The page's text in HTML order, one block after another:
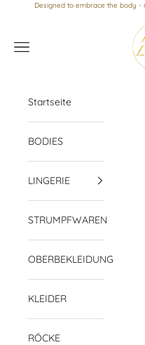
Zum Inhalt springen
Designed to embrace the body -
Menü
Startseite
BODIES
LINGERIE
STRUMPFWAREN
OBERBEKLEIDUNG
KLEIDER
RÖCKE